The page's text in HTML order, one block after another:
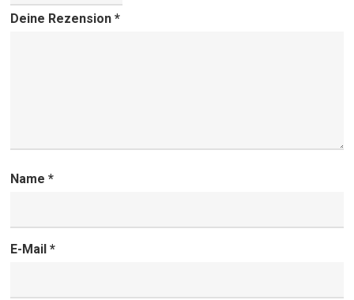
Deine Rezension*
Name*
E-Mail*